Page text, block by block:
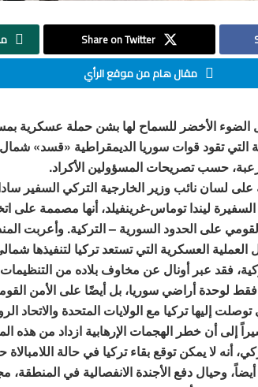
Share on Twitter
مقال هام من موقع الرأي
الضوء الأخضر للسماح لها بشن حملة عسكرية
تقود قوات سوريا الديمقراطية «قسد» شمال
حسب تصريحات المسؤولين الأكراد.
لسان نائب وزير الخارجية التركي السفير
ليندا توماس-غرينفيلد، أنها مصممة على
على الحدود السورية – التركية. وأعربت
العملية العسكرية التي تستعد تركيا لتنفيذها
فقد عبر أونال عن مخاوف بلاده من
لوحدة أراضي سوريا، بل أيضًا على الأمن
توصلت إليها تركيا مع الولايات المتحدة
مشيراً إلى أن خطر الهجمات الإرهابية ازداد من
أنه لا يمكن توقع بقاء تركيا في حالة
وحيال دفع الأجندة الانفصالية في المنطقة،